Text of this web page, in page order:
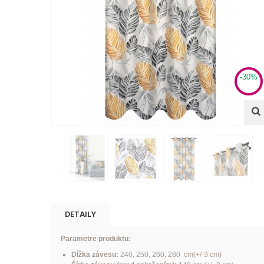
-30%
DETAILY
Parametre produktu:
Dĺžka závesu: 240, 250, 260, 280 cm(+/-3 cm)